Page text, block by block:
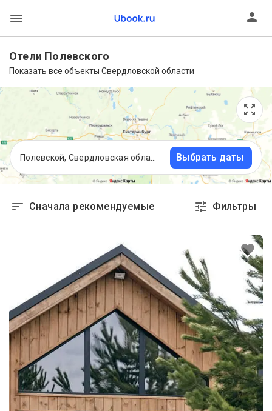
Отели Полевского
Показать все объекты Свердловской области
Выбрать даты
Сначала рекомендуемые Фильтры